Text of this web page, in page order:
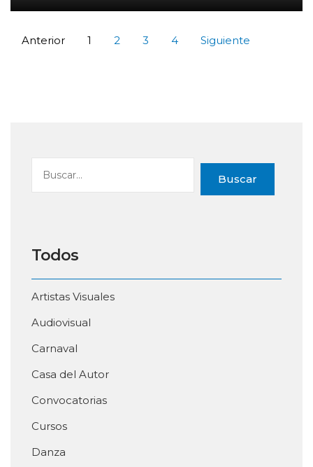
Anterior 1 2 3 4 Siguiente
Buscar
Todos
Artistas Visuales
Audiovisual
Carnaval
Casa del Autor
Convocatorias
Cursos
Danza